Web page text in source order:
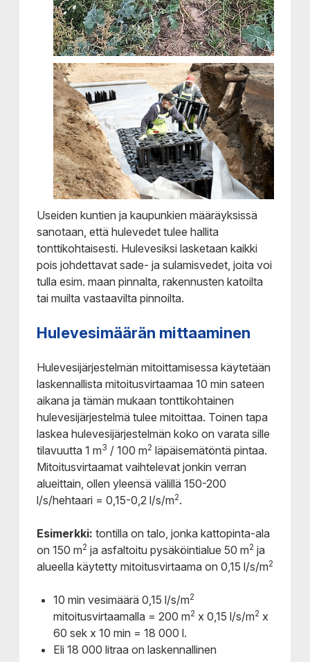
Useiden kuntien ja kaupunkien määräyksissä
sanotaan, että hulevedet tulee hallita
tonttikohtaisesti. Hulevesiksi lasketaan kaikki
pois johdettavat sade- ja sulamisvedet, joita voi
tulla esim. maan pinnalta, rakennusten katoilta
tai muilta vastaavilta pinnoilta.
Hulevesimäärän mittaaminen
Hulevesijärjestelmän mitoittamisessa käytetään
laskennallista mitoitusvirtaamaa 10 min sateen
aikana ja tämän mukaan tonttikohtainen
hulevesijärjestelmä tulee mitoittaa. Toinen tapa
laskea hulevesijärjestelmän koko on varata sille
tilavuutta 1 m3 / 100 m2 läpäisemätöntä pintaa.
Mitoitusvirtaamat vaihtelevat jonkin verran
alueittain, ollen yleensä välillä 150-200
l/s/hehtaari = 0,15-0,2 l/s/m2.
Esimerkki: tontilla on talo, jonka kattopinta-ala
on 150 m2 ja asfaltoitu pysäköintialue 50 m2 ja
alueella käytetty mitoitusvirtaama on 0,15 l/s/m2
10 min vesimäärä 0,15 l/s/m2
mitoitusvirtaamalla = 200 m2 x 0,15 l/s/m2 x
60 sek x 10 min = 18 000 l.
Eli 18 000 litraa on laskennallinen